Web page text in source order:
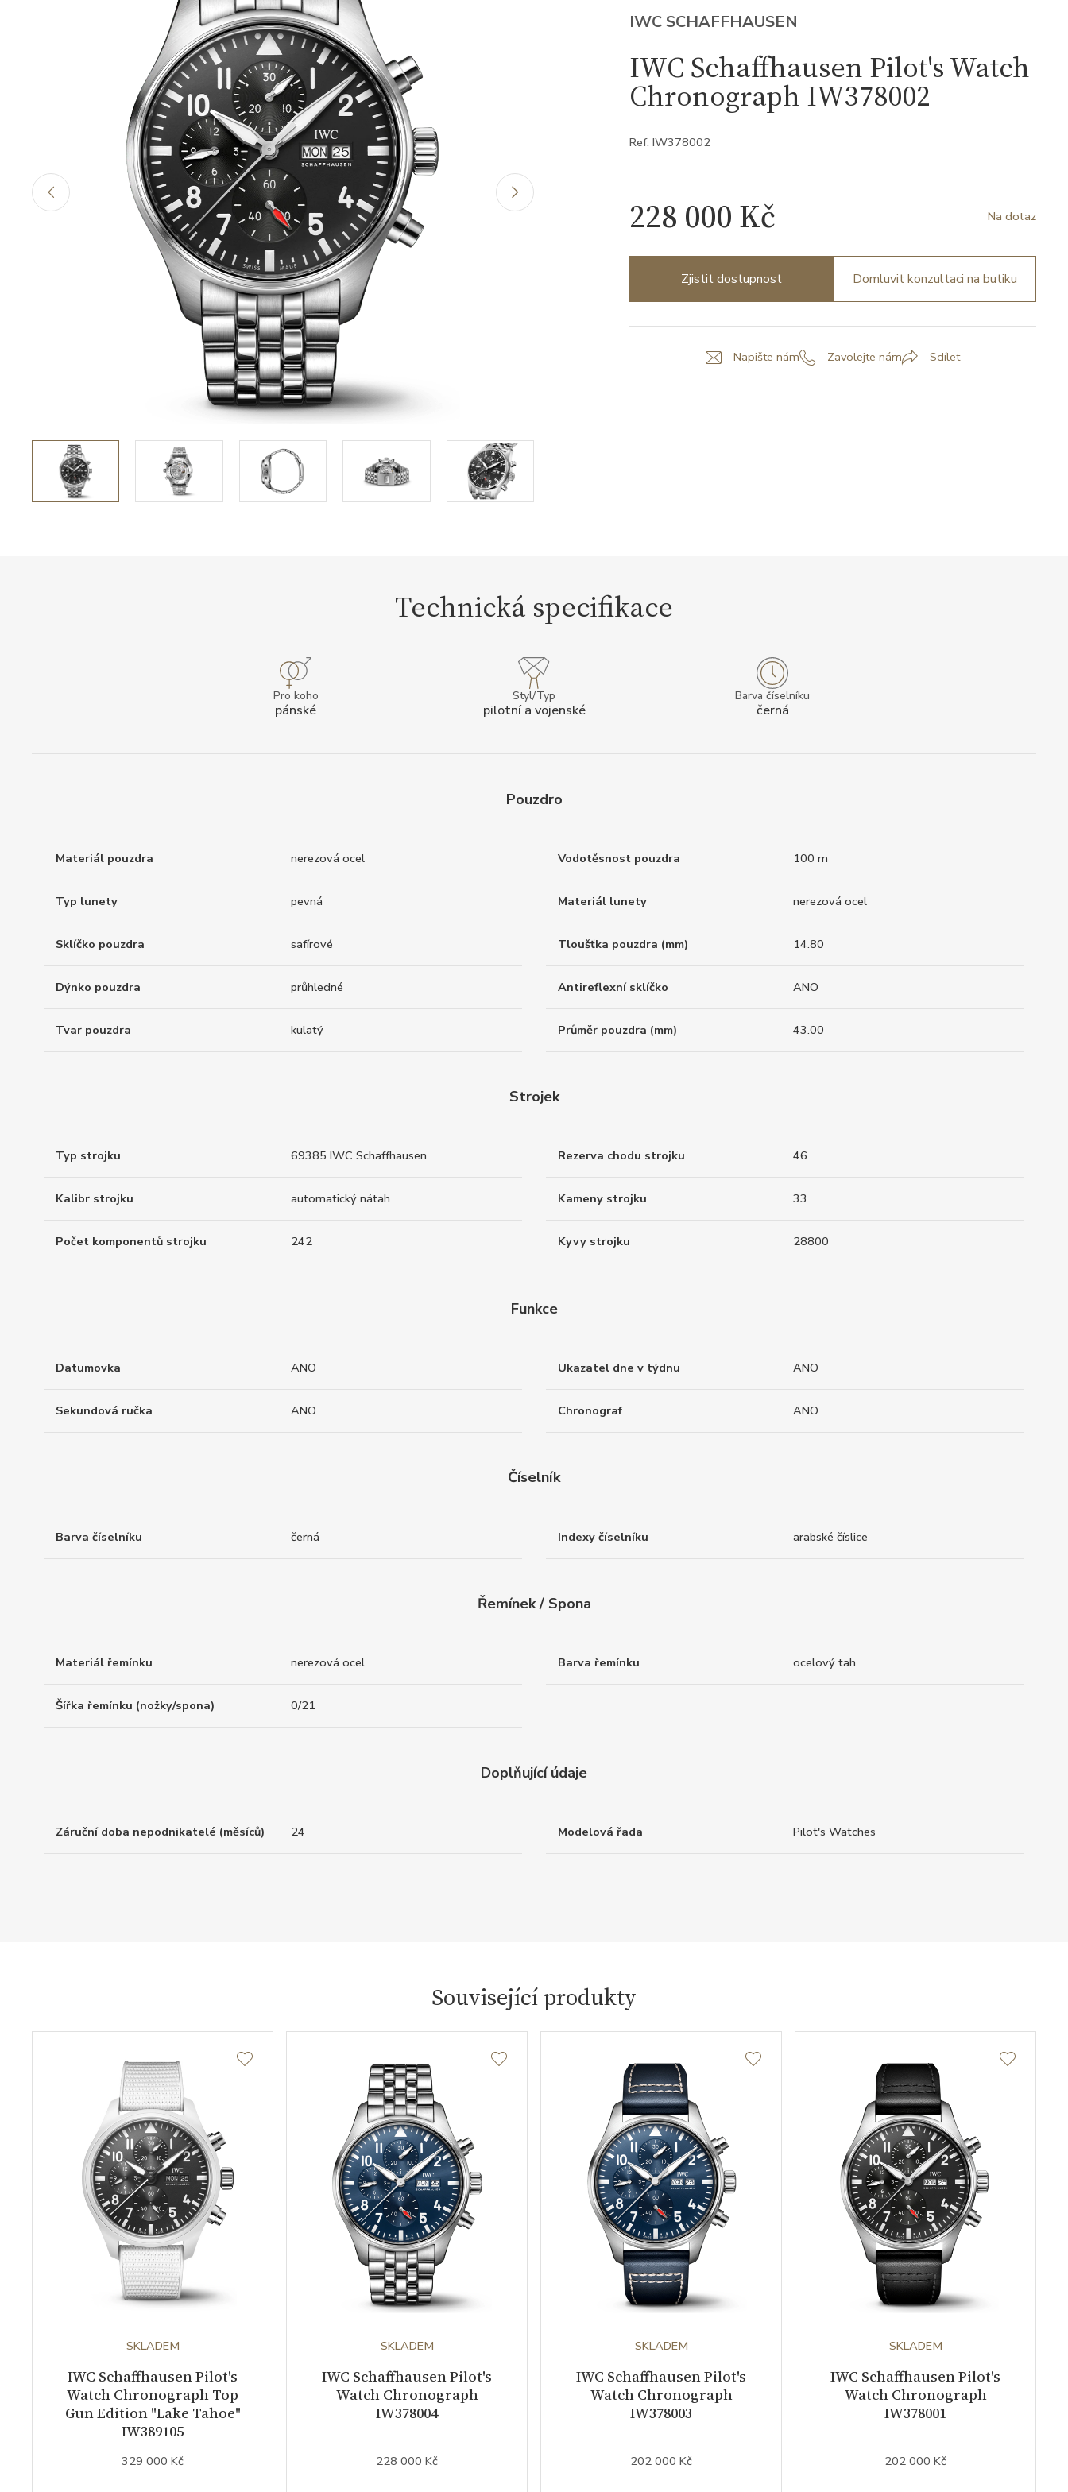
IWC SCHAFFHAUSEN
IWC Schaffhausen Pilot's Watch
Chronograph IW378002
Ref: IW378002
228 000 Kč Na dotaz
Zjistit dostupnost Domluvit konzultaci na butiku
Napište nám Zavolejte nám Sdílet
Technická specifikace
Pro koho
pánské
Styl/Typ
pilotní a vojenské
Barva číselníku
černá
Pouzdro
Materiál pouzdra nerezová ocel Vodotěsnost pouzdra 100 m
Typ lunety pevná Materiál lunety nerezová ocel
Sklíčko pouzdra safírové Tloušťka pouzdra (mm) 14.80
Dýnko pouzdra průhledné Antireflexní sklíčko ANO
Tvar pouzdra kulatý Průměr pouzdra (mm) 43.00
Strojek
Typ strojku 69385 IWC Schaffhausen Rezerva chodu strojku 46
Kalibr strojku automatický nátah Kameny strojku 33
Počet komponentů strojku 242 Kyvy strojku 28800
Funkce
Datumovka ANO Ukazatel dne v týdnu ANO
Sekundová ručka ANO Chronograf ANO
Číselník
Barva číselníku černá Indexy číselníku arabské číslice
Řemínek / Spona
Materiál řemínku nerezová ocel Barva řemínku ocelový tah
Šířka řemínku (nožky/spona) 0/21
Doplňující údaje
Záruční doba nepodnikatelé (měsíců) 24 Modelová řada Pilot's Watches
Související produkty
SKLADEM
IWC Schaffhausen Pilot's
Watch Chronograph Top
Gun Edition "Lake Tahoe"
IW389105
329 000 Kč
SKLADEM
IWC Schaffhausen Pilot's
Watch Chronograph
IW378004
228 000 Kč
SKLADEM
IWC Schaffhausen Pilot's
Watch Chronograph
IW378003
202 000 Kč
SKLADEM
IWC Schaffhausen Pilot's
Watch Chronograph
IW378001
202 000 Kč